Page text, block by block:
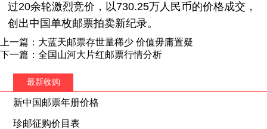
过20余轮激烈竞价，以730.25万人民币的价格成交，
创出中国单枚邮票拍卖新纪录。
上一篇：大蓝天邮票存世量稀少 价值毋庸置疑
下一篇：全国山河大片红邮票行情分析
最新收购
新中国邮票年册价格
珍邮征购价目表